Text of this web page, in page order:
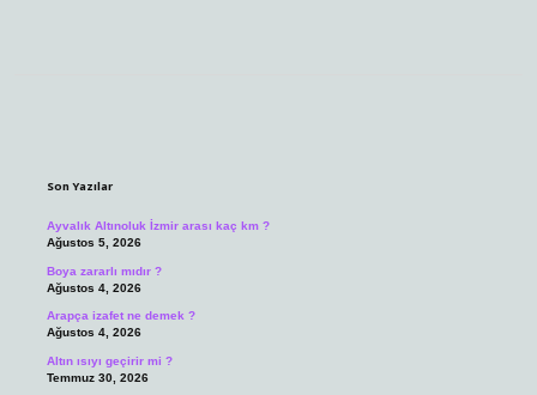
Son Yazılar
Ayvalık Altınoluk İzmir arası kaç km ?
Ağustos 5, 2026
Boya zararlı mıdır ?
Ağustos 4, 2026
Arapça izafet ne demek ?
Ağustos 4, 2026
Altın ısıyı geçirir mi ?
Temmuz 30, 2026